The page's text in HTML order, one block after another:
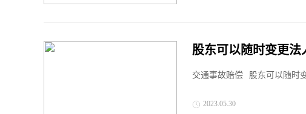
股东可以随时变更法
交通事故赔偿 股东可以随时
2023.05.30